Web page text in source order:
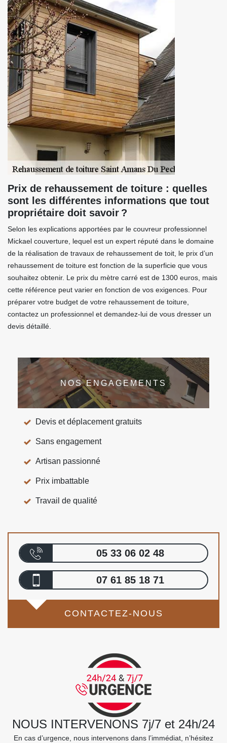
Prix de rehaussement de toiture : quelles
sont les différentes informations que tout
propriétaire doit savoir ?
Selon les explications apportées par le couvreur professionnel
Mickael couverture, lequel est un expert réputé dans le domaine
de la réalisation de travaux de rehaussement de toit, le prix d’un
rehaussement de toiture est fonction de la superficie que vous
souhaitez obtenir. Le prix du mètre carré est de 1300 euros, mais
cette référence peut varier en fonction de vos exigences. Pour
préparer votre budget de votre rehaussement de toiture,
contactez un professionnel et demandez-lui de vous dresser un
devis détaillé.
NOS ENGAGEMENTS
Devis et déplacement gratuits
Sans engagement
Artisan passionné
Prix imbattable
Travail de qualité
05 33 06 02 48
07 61 85 18 71
CONTACTEZ-NOUS
NOUS INTERVENONS 7j/7 et 24h/24
En cas d’urgence, nous intervenons dans l’immédiat, n’hésitez